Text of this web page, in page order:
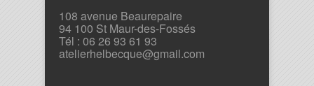
108 avenue Beaurepaire
94 100 St Maur-des-Fossés
Tél : 06 26 93 61 93
atelierhelbecque@gmail.com